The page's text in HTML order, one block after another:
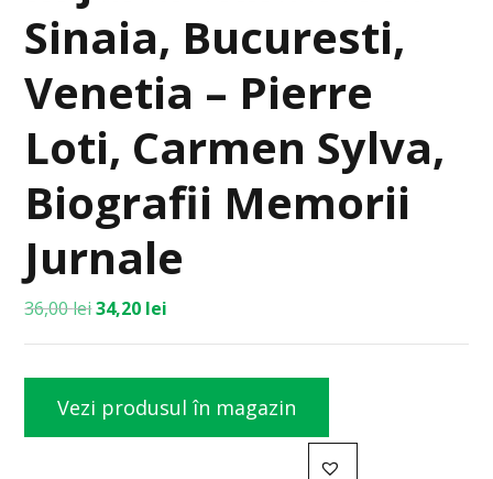
Sinaia, Bucuresti,
Venetia – Pierre
Loti, Carmen Sylva,
Biografii Memorii
Jurnale
36,00lei34,20 lei
Vezi produsul în magazin